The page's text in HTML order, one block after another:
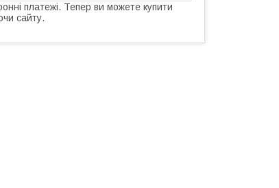
платежі. Тепер ви можете купити
сайту.